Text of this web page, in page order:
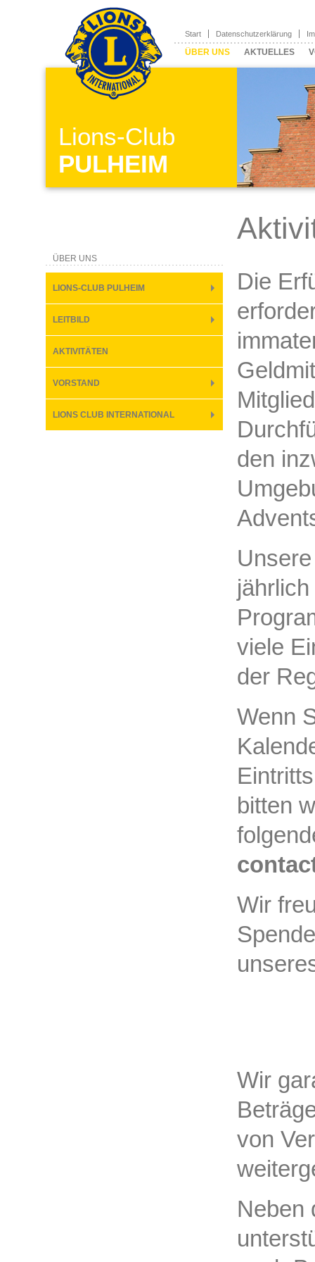
Start Datenschutzerklärung
ÜBER UNS AKTUELLES
Lions-Club
PULHEIM
ÜBER UNS
LIONS-CLUB PULHEIM
LEITBILD
AKTIVITÄTEN
VORSTAND
LIONS CLUB INTERNATIONAL
Die
den
viele
der
Wenn
bitten
Wir
Wir
von
Neben